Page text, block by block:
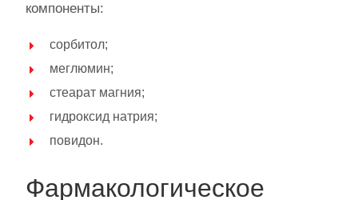
компоненты:
сорбитол;
меглюмин;
стеарат магния;
гидроксид натрия;
повидон.
Фармакологическое